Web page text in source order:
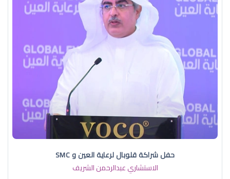
حفل شراكة قلوبال لرعاية العين و SMC
الاستشاري عبدالرحمن الشريف